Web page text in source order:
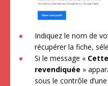
Indiquez le nom de
récupérer la fiche,
Si le message «
revendiquée »
sous le contrôle